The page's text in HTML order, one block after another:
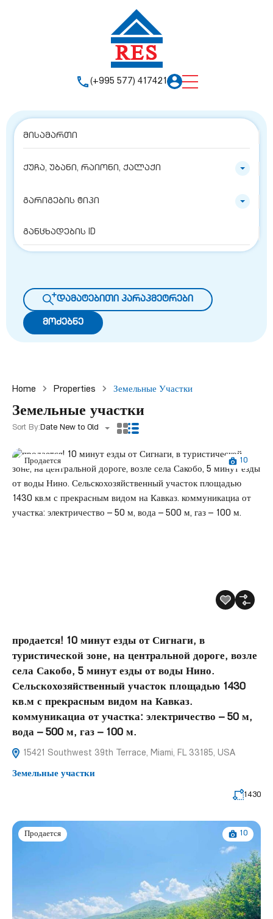
(+995 577) 417421
ქუჩა, უბანი, რაიონი, ქალაქი
გარიგების ტიპი
დამატებითი პარაპმეტრები
მოძებნე
Home Properties Земельные Участки
Земельные участки
Sort By:Date New to Old
Продается 10
продается! 10 минут езды от Сигнаги, в
туристической зоне, на центральной дороге, возле
села Сакобо, 5 минут езды от воды Нино.
Сельскохозяйственный участок площадью 1430
кв.м с прекрасным видом на Кавказ.
коммуникациа от участка: электричество – 50 м,
вода – 500 м, газ – 100 м.
15421 Southwest 39th Terrace, Miami, FL 33185, USA
Земельные участки
1430
Продается 10